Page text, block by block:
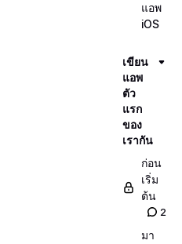
แอพ
iOS
เขียน
แอพ
ตัว
แรก
ของ
เรากัน
ก่อน
เริ่ม
ต้น
2
มา